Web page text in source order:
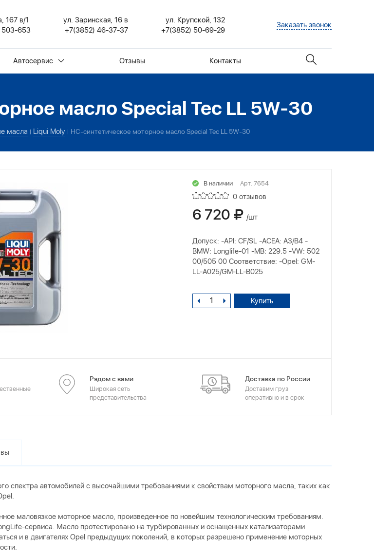
167 в/1
503-653
ул. Заринская, 16 в
+7(3852) 46-37-37
ул. Крупской, 132
+7(3852) 50-69-29
Заказать звонок
Автосервис Отзывы Контакты
масло Special Tec LL 5W-30
масла Liqui Moly НС-синтетическое моторное масло Special Tec LL 5W-30
В наличии Арт. 7654
0 отзывов
6 720 /шт
Допуск: -API: CF/SL -ACEA: A3/B4 -
BMW: Longlife-01 -MB: 229.5 -VW: 502
00/505 00 Соответствие: -Opel: GM-
LL-A025/GM-LL-B025
Купить
Рядом с вами
Широкая сеть
представительства
Доставка по России
Доставим груз
оперативно и в срок
спектра автомобилей с высочайшими требованиями к свойствам моторного масла, таких как
маловязкое моторное масло, произведенное по новейшим технологическим требованиям.
сервиса. Масло протестировано на турбированных и оснащенных катализаторами
и в двигателях Opel предыдущих поколений, в которых разрешено применение моторных